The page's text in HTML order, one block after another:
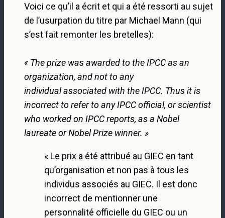
Voici ce qu’il a écrit et qui a été ressorti au sujet
de l’usurpation du titre par Michael Mann (qui
s’est fait remonter les bretelles):
« The prize was awarded to the IPCC as an
organization, and not to any
individual associated with the IPCC. Thus it is
incorrect to refer to any IPCC official, or scientist
who worked on IPCC reports, as a Nobel
laureate or Nobel Prize winner. »
« Le prix a été attribué au GIEC en tant
qu’organisation et non pas à tous les
individus associés au GIEC. Il est donc
incorrect de mentionner une
personnalité officielle du GIEC ou un